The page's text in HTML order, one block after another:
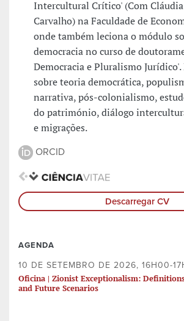
Intercultural Crítico' (Com
Carvalho) na Faculdade de
onde também leciona o módulo
democracia no curso de
Democracia e Pluralismo
sobre teoria democrática,
narrativa, pós-colonialismo,
do património, diálogo
e migrações.
ORCID
Descarregar CV
AGENDA
10 DE SETEMBRO DE 2026, 16H00-
Oficina | Zionist Exceptionalism:
and Future Scenarios